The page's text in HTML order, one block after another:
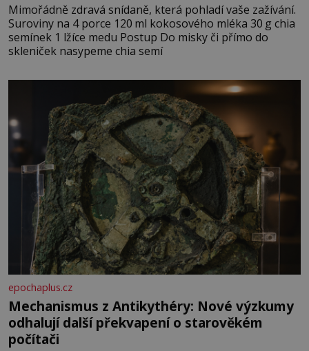
Mimořádně zdravá snídaně, která pohladí vaše zažívání.
Suroviny na 4 porce 120 ml kokosového mléka 30 g chia
semínek 1 lžíce medu Postup Do misky či přímo do
skleniček nasypeme chia semí
epochaplus.cz
Mechanismus z Antikythéry: Nové výzkumy
odhalují další překvapení o starověkém
počítači